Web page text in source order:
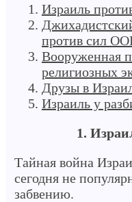
Израиль
против сил
Вооруженная
религиозных
Друзы в
Израиль у
1.
Тайная война
сегодня не
забвению.